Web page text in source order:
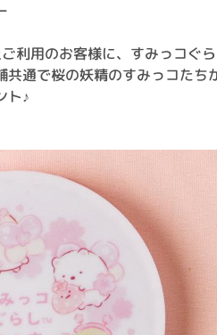
利用のお客様に、すみっコぐ
共通で桜の妖精のすみっコたち
ト♪